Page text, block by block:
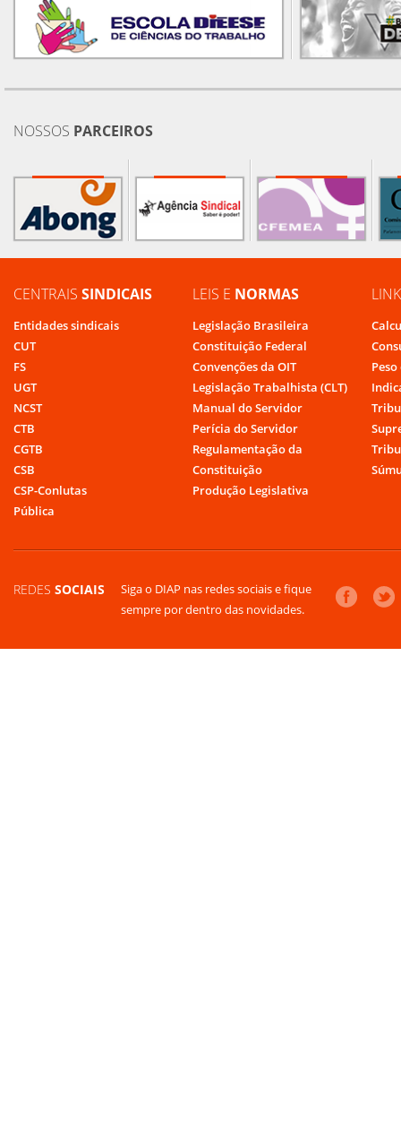
NOSSOS PARCEIROS
CENTRAIS SINDICAIS
Entidades sindicais
CUT
FS
UGT
NCST
CTB
CGTB
CSB
CSP-Conlutas
Pública
LEIS E NORMAS
Legislação Brasileira
Constituição Federal
Convenções da OIT
Legislação Trabalhista (CLT)
Manual do Servidor
Perícia do Servidor
Regulamentação da
Constituição
Produção Legislativa
REDES SOCIAIS
Siga o DIAP nas redes sociais e fique
sempre por dentro das novidades.